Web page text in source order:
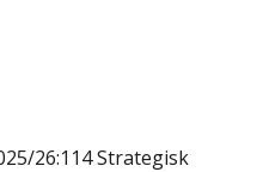
26:114 Strategisk